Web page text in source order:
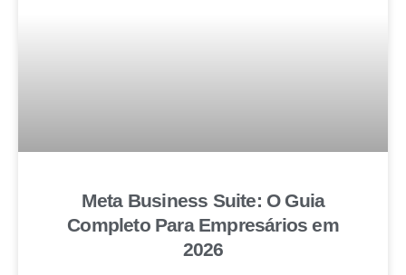
Meta Business Suite: O Guia
Completo Para Empresários em
2026